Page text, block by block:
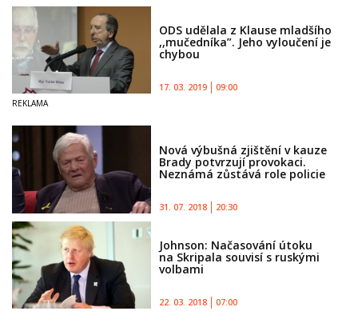
ODS udělala z Klause mladšího
,,mučedníka”. Jeho vyloučení je
chybou
17. 03. 2019 09:00
Nová výbušná zjištění v kauze
Brady potvrzují provokaci.
Neznámá zůstává role policie
31. 07. 2018 20:30
Johnson: Načasování útoku
na Skripala souvisí s ruskými
volbami
22. 03. 2018 07:00